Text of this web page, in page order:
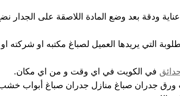
ودقة بعد وضع المادة اللاصقة على الجدار
التي يريدها العميل لصباغ مكتبه او شركته
في الكويت في اي وقت و من اي مكان.
ورق جدران صباغ منازل جدران صباغ أبواب